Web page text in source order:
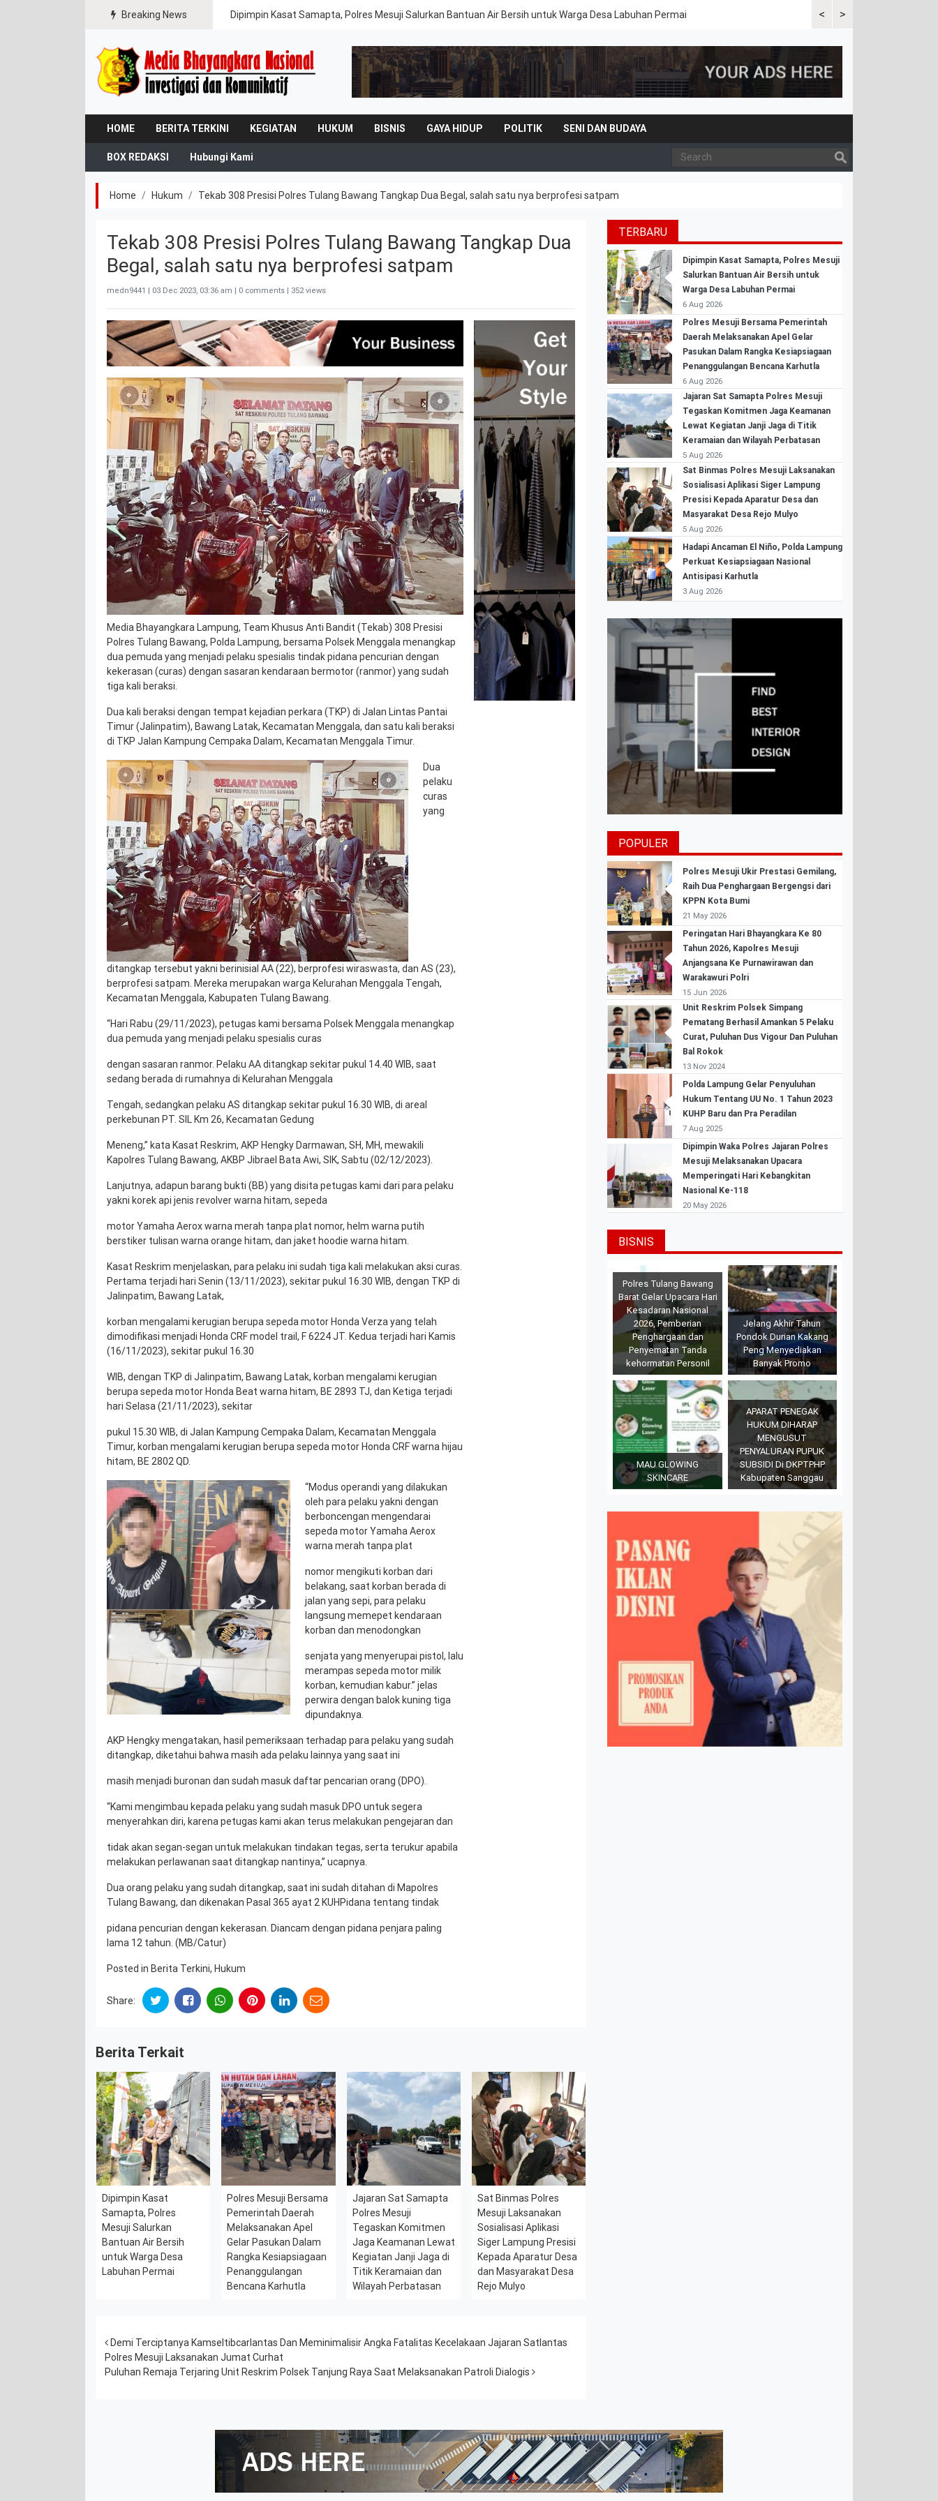
Breaking News <
Dipimpin Kasat Samapta, Polres Mesuji Salurkan Bantuan Air Bersih untuk Warga Desa Labuhan Permai
Polres Mesuji Bersama
>
HOME BERITA TERKINI KEGIATAN HUKUM BISNIS GAYA HIDUP POLITIK SENI DAN BUDAYA
BOX REDAKSI Hubungi Kami
Home Hukum Tekab 308 Presisi Polres Tulang Bawang Tangkap Dua Begal, salah satu nya berprofesi satpam
Tekab 308 Presisi Polres Tulang Bawang Tangkap Dua
Begal, salah satu nya berprofesi satpam
medn9441 | 03 Dec 2023, 03:36 am | 0 comments | 352 views
Media Bhayangkara Lampung, Team Khusus Anti Bandit (Tekab) 308 Presisi
Polres Tulang Bawang, Polda Lampung, bersama Polsek Menggala menangkap
dua pemuda yang menjadi pelaku spesialis tindak pidana pencurian dengan
kekerasan (curas) dengan sasaran kendaraan bermotor (ranmor) yang sudah
tiga kali beraksi.
Dua kali beraksi dengan tempat kejadian perkara (TKP) di Jalan Lintas Pantai
Timur (Jalinpatim), Bawang Latak, Kecamatan Menggala, dan satu kali beraksi
di TKP Jalan Kampung Cempaka Dalam, Kecamatan Menggala Timur.
Dua
pelaku
curas
yang
ditangkap tersebut yakni berinisial AA (22), berprofesi wiraswasta, dan AS (23),
berprofesi satpam. Mereka merupakan warga Kelurahan Menggala Tengah,
Kecamatan Menggala, Kabupaten Tulang Bawang.
“Hari Rabu (29/11/2023), petugas kami bersama Polsek Menggala menangkap
dua pemuda yang menjadi pelaku spesialis curas
dengan sasaran ranmor. Pelaku AA ditangkap sekitar pukul 14.40 WIB, saat
sedang berada di rumahnya di Kelurahan Menggala
Tengah, sedangkan pelaku AS ditangkap sekitar pukul 16.30 WIB, di areal
perkebunan PT. SIL Km 26, Kecamatan Gedung
Meneng,” kata Kasat Reskrim, AKP Hengky Darmawan, SH, MH, mewakili
Kapolres Tulang Bawang, AKBP Jibrael Bata Awi, SIK, Sabtu (02/12/2023).
Lanjutnya, adapun barang bukti (BB) yang disita petugas kami dari para pelaku
yakni korek api jenis revolver warna hitam, sepeda
motor Yamaha Aerox warna merah tanpa plat nomor, helm warna putih
berstiker tulisan warna orange hitam, dan jaket hoodie warna hitam.
Kasat Reskrim menjelaskan, para pelaku ini sudah tiga kali melakukan aksi curas.
Pertama terjadi hari Senin (13/11/2023), sekitar pukul 16.30 WIB, dengan TKP di
Jalinpatim, Bawang Latak,
korban mengalami kerugian berupa sepeda motor Honda Verza yang telah
dimodifikasi menjadi Honda CRF model trail, F 6224 JT. Kedua terjadi hari Kamis
(16/11/2023), sekitar pukul 16.30
WIB, dengan TKP di Jalinpatim, Bawang Latak, korban mengalami kerugian
berupa sepeda motor Honda Beat warna hitam, BE 2893 TJ, dan Ketiga terjadi
hari Selasa (21/11/2023), sekitar
pukul 15.30 WIB, di Jalan Kampung Cempaka Dalam, Kecamatan Menggala
Timur, korban mengalami kerugian berupa sepeda motor Honda CRF warna hijau
hitam, BE 2802 QD.
“Modus operandi yang dilakukan
oleh para pelaku yakni dengan
berboncengan mengendarai
sepeda motor Yamaha Aerox
warna merah tanpa plat
nomor mengikuti korban dari
belakang, saat korban berada di
jalan yang sepi, para pelaku
langsung memepet kendaraan
korban dan menodongkan
senjata yang menyerupai pistol, lalu
merampas sepeda motor milik
korban, kemudian kabur.” jelas
perwira dengan balok kuning tiga
dipundaknya.
AKP Hengky mengatakan, hasil pemeriksaan terhadap para pelaku yang sudah
ditangkap, diketahui bahwa masih ada pelaku lainnya yang saat ini
masih menjadi buronan dan sudah masuk daftar pencarian orang (DPO).
“Kami mengimbau kepada pelaku yang sudah masuk DPO untuk segera
menyerahkan diri, karena petugas kami akan terus melakukan pengejaran dan
tidak akan segan-segan untuk melakukan tindakan tegas, serta terukur apabila
melakukan perlawanan saat ditangkap nantinya,” ucapnya.
Dua orang pelaku yang sudah ditangkap, saat ini sudah ditahan di Mapolres
Tulang Bawang, dan dikenakan Pasal 365 ayat 2 KUHPidana tentang tindak
pidana pencurian dengan kekerasan. Diancam dengan pidana penjara paling
lama 12 tahun. (MB/Catur)
Posted in Berita Terkini, Hukum
Share:
Berita Terkait
Dipimpin Kasat
Samapta, Polres
Mesuji Salurkan
Bantuan Air Bersih
untuk Warga Desa
Labuhan Permai
Polres Mesuji Bersama
Pemerintah Daerah
Melaksanakan Apel
Gelar Pasukan Dalam
Rangka Kesiapsiagaan
Penanggulangan
Bencana Karhutla
Jajaran Sat Samapta
Polres Mesuji
Tegaskan Komitmen
Jaga Keamanan Lewat
Kegiatan Janji Jaga di
Titik Keramaian dan
Wilayah Perbatasan
Sat Binmas Polres
Mesuji Laksanakan
Sosialisasi Aplikasi
Siger Lampung Presisi
Kepada Aparatur Desa
dan Masyarakat Desa
Rejo Mulyo
Post navigation
Demi Terciptanya Kamseltibcarlantas Dan Meminimalisir Angka Fatalitas Kecelakaan Jajaran Satlantas
Polres Mesuji Laksanakan Jumat Curhat
Puluhan Remaja Terjaring Unit Reskrim Polsek Tanjung Raya Saat Melaksanakan Patroli Dialogis
TERBARU
Dipimpin Kasat Samapta, Polres Mesuji
Salurkan Bantuan Air Bersih untuk
Warga Desa Labuhan Permai
6 Aug 2026
Polres Mesuji Bersama Pemerintah
Daerah Melaksanakan Apel Gelar
Pasukan Dalam Rangka Kesiapsiagaan
Penanggulangan Bencana Karhutla
6 Aug 2026
Jajaran Sat Samapta Polres Mesuji
Tegaskan Komitmen Jaga Keamanan
Lewat Kegiatan Janji Jaga di Titik
Keramaian dan Wilayah Perbatasan
5 Aug 2026
Sat Binmas Polres Mesuji Laksanakan
Sosialisasi Aplikasi Siger Lampung
Presisi Kepada Aparatur Desa dan
Masyarakat Desa Rejo Mulyo
5 Aug 2026
Hadapi Ancaman El Niño, Polda Lampung
Perkuat Kesiapsiagaan Nasional
Antisipasi Karhutla
3 Aug 2026
POPULER
Polres Mesuji Ukir Prestasi Gemilang,
Raih Dua Penghargaan Bergengsi dari
KPPN Kota Bumi
21 May 2026
Peringatan Hari Bhayangkara Ke 80
Tahun 2026, Kapolres Mesuji
Anjangsana Ke Purnawirawan dan
Warakawuri Polri
15 Jun 2026
Unit Reskrim Polsek Simpang
Pematang Berhasil Amankan 5 Pelaku
Curat, Puluhan Dus Vigour Dan Puluhan
Bal Rokok
13 Nov 2024
Polda Lampung Gelar Penyuluhan
Hukum Tentang UU No. 1 Tahun 2023
KUHP Baru dan Pra Peradilan
7 Aug 2025
Dipimpin Waka Polres Jajaran Polres
Mesuji Melaksanakan Upacara
Memperingati Hari Kebangkitan
Nasional Ke-118
20 May 2026
BISNIS
Polres Tulang Bawang
Barat Gelar Upacara Hari
Kesadaran Nasional
2026, Pemberian
Penghargaan dan
Penyematan Tanda
kehormatan Personil
Jelang Akhir Tahun
Pondok Durian Kakang
Peng Menyediakan
Banyak Promo
MAU GLOWING
SKINCARE
APARAT PENEGAK
HUKUM DIHARAP
MENGUSUT
PENYALURAN PUPUK
SUBSIDI Di DKPTPHP
Kabupaten Sanggau